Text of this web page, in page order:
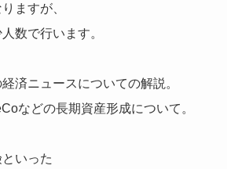
ますが、
数で行います。
済ニュースについての解説。
などの長期資産形成について。
いった